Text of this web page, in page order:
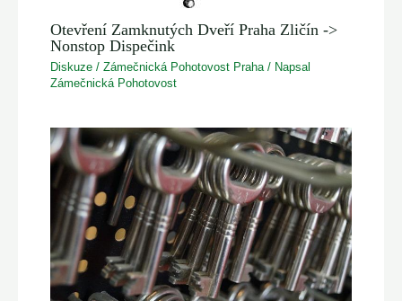
Otevření Zamknutých Dveří Praha Zličín ->
Nonstop Dispečink
Diskuze /Zámečnická Pohotovost Praha/ Napsal
Zámečnická Pohotovost